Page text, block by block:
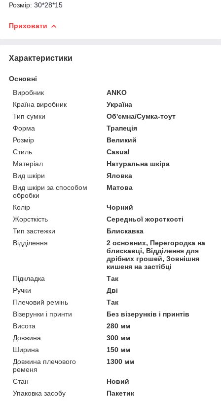
Розмір: 30*28*15
Приховати
Характеристики
Основні
Виробник
ANKO
Країна виробник
Україна
Тип сумки
Об'ємна/Сумка-тоут
Форма
Трапеція
Розмір
Великий
Стиль
Casual
Матеріал
Натуральна шкіра
Вид шкіри
Яловка
Вид шкіри за способом
обробки
Матова
Колір
Чорний
Жорсткість
Середньої жорсткості
Тип застежки
Блискавка
Відділення
2 основних, Перегородка на
блискавці, Відділення для
дрібних грошей, Зовнішня
кишеня на застібці
Підкладка
Так
Ручки
Дві
Плечовий ремінь
Так
Візерунки і принти
Без візерунків і принтів
Висота
280 мм
Довжина
300 мм
Ширина
150 мм
Довжина плечового
ременя
1300 мм
Стан
Новий
Упаковка засобу
Пакетик